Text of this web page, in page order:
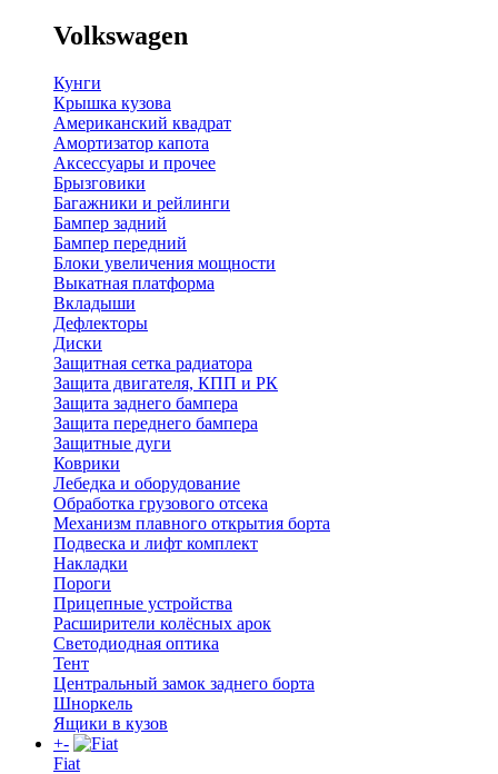
Volkswagen
Кунги
Крышка кузова
Американский квадрат
Амортизатор капота
Аксессуары и прочее
Брызговики
Багажники и рейлинги
Бампер задний
Бампер передний
Блоки увеличения мощности
Выкатная платформа
Вкладыши
Дефлекторы
Диски
Защитная сетка радиатора
Защита двигателя, КПП и РК
Защита заднего бампера
Защита переднего бампера
Защитные дуги
Коврики
Лебедка и оборудование
Обработка грузового отсека
Механизм плавного открытия борта
Подвеска и лифт комплект
Накладки
Пороги
Прицепные устройства
Расширители колёсных арок
Светодиодная оптика
Тент
Центральный замок заднего борта
Шноркель
Ящики в кузов
+-
Fiat